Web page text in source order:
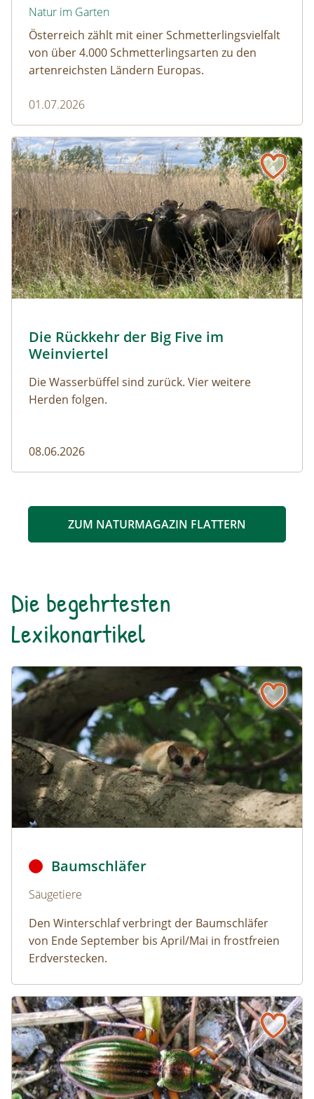
Natur im Garten
Österreich zählt mit einer Schmetterlingsvielfalt
von über 4.000 Schmetterlingsarten zu den
artenreichsten Ländern Europas.
01.07.2026
Naturmagazin: Die Rückkehr der Big Five im Weinviertel
Naturmagazin: Die Rückkehr der Big Five im
Die Rückkehr der Big Five im
Weinviertel
Die Wasserbüffel sind zurück. Vier weitere
Herden folgen.
08.06.2026
Die Rückkehr der Big Five im Weinviertel
ZUM NATURMAGAZIN FLATTERN
Die begehrtesten
Lexikonartikel
Baumschläfer
Naturlexikon: Baumschläfer
Naturlexikon: Baumschläfer
Baumschläfer
Säugetiere
Den Winterschlaf verbringt der Baumschläfer
von Ende September bis April/Mai in frostfreien
Erdverstecken.
Goldlaufkäfer
Naturlexikon: Goldlaufkäfer